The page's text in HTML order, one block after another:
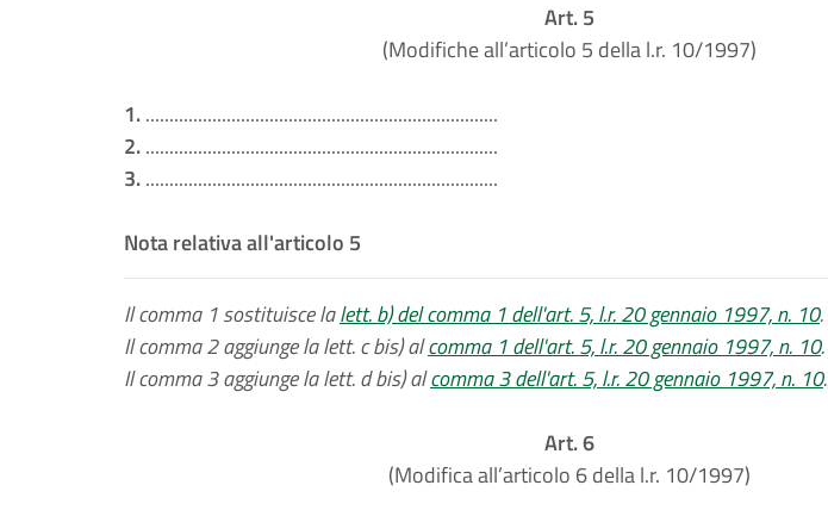
Art. 5
(Modifiche all’articolo 5 della l.r. 10/1997)
1...........................................................................
2...........................................................................
3...........................................................................
Nota relativa all'articolo 5
Il comma 1 sostituisce lalett. b) del comma 1 dell'art. 5, l.r. 20 gennaio 1997, n. 10.
Il comma 2 aggiunge la lett. c bis) alcomma 1 dell'art. 5, l.r. 20 gennaio 1997, n. 10.
Il comma 3 aggiunge la lett. d bis) alcomma 3 dell'art. 5, l.r. 20 gennaio 1997, n. 10.
Art. 6
(Modifica all’articolo 6 della l.r. 10/1997)